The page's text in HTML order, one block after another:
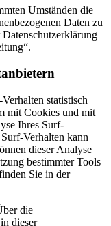
Umständen die
Daten zu
statistisch
mit Cookies und mit
Ihres Surf-
Verhalten kann
dieser Analyse
bestimmter Tools
Sie in der
die
dieser